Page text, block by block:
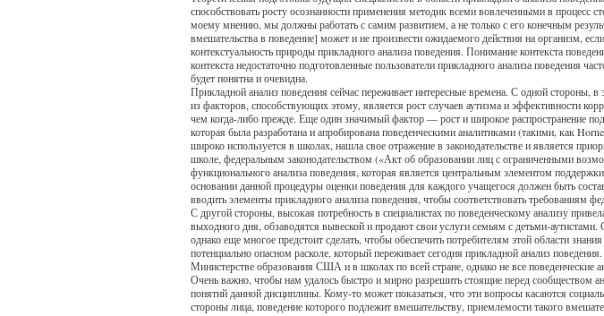
способствовать росту осознанности применения методик всеми вовлеченными в
моему мнению, мы должны работать с самим развитием, а не только с его конечным
вмешательства в поведение] может и не произвести ожидаемого действия на организм,
контекстуальность природы прикладного анализа поведения. Понимание контекста
контекста недостаточно подготовленные пользователи прикладного анализа поведения
будет понятна и очевидна.
Прикладной анализ поведения сейчас переживает интересные времена. С одной стороны,
из факторов, способствующих этому, является рост случаев аутизма и эффективности
чем когда-либо прежде. Еще один значимый фактор — рост и широкое распространение
которая была разработана и апробирована поведенческими аналитиками (такими, как
широко используется в школах, нашла свое отражение в законодательстве и является
школе, федеральным законодательством («Акт об образовании лиц с ограниченными
функционального анализа поведения, которая является центральным элементом
основании данной процедуры оценки поведения для каждого учащегося должен быть
вводить элементы прикладного анализа поведения, чтобы соответствовать требованиям
С другой стороны, высокая потребность в специалистах по поведенческому анализу
выходного дня, обзаводятся вывеской и продают свои услуги семьям с детьми-
однако еще многое предстоит сделать, чтобы обеспечить потребителям этой области
потенциально опасном расколе, который переживает сегодня прикладной анализ
Министерстве образования США и в школах по всей стране, однако не все поведенческие
Очень важно, чтобы нам удалось быстро и мирно разрешить стоящие перед сообществом
понятий данной дисциплины. Кому-то может показаться, что эти вопросы касаются
стороны лица, поведение которого подлежит вмешательству, приемлемости такого